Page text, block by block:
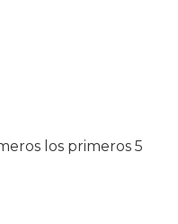
los primeros 5